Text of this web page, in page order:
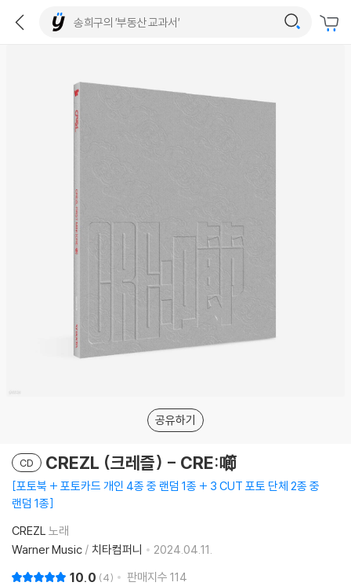
공유하기
CD CREZL (크레즐) - CRE:㘉
포토북 + 포토카드 개인 4종 중 랜덤 1종 + 3 CUT 포토 단체 2종 중
랜덤 1종
CREZL 노래
Warner Music / 치타컴퍼니 2024.04.11.
10.0 4 판매지수 114